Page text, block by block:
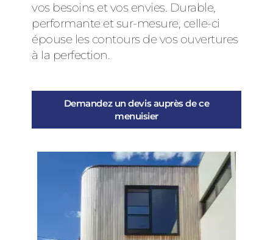
vos besoins et vos envies. Durable,
performante et sur-mesure, celle-ci
épouse les contours de vos ouvertures
à la perfection.
Demandez un devis auprès de ce
menuisier